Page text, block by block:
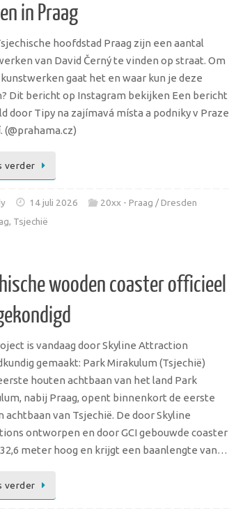
in Praag
hoofdstad Praag zijn een aantal
van David Černý te vinden op straat. Om
gaat het en waar kun je deze
Dit bericht op Instagram bekijken Een bericht
door Tipy na zajímavá místa a podniky v Praze
(@prahama.cz)
verder
14 juli 2026
20xx - Praag / Dresden
, Tsjechië
wooden coaster officieel
is vandaag door Skyline Attraction
gemaakt: Park Mirakulum (Tsjechië)
houten achtbaan van het land Park
nabij Praag, opent binnenkort de eerste
achtbaan van Tsjechië. De door Skyline
ontworpen en door GCI gebouwde coaster
meter hoog en krijgt een baanlengte van…
verder